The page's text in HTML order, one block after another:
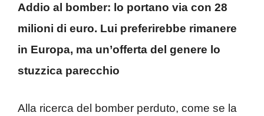
Addio al bomber: lo portano via con 28
milioni di euro. Lui preferirebbe rimanere
in Europa, ma un’offerta del genere lo
stuzzica parecchio
Alla ricerca del bomber perduto, come se la